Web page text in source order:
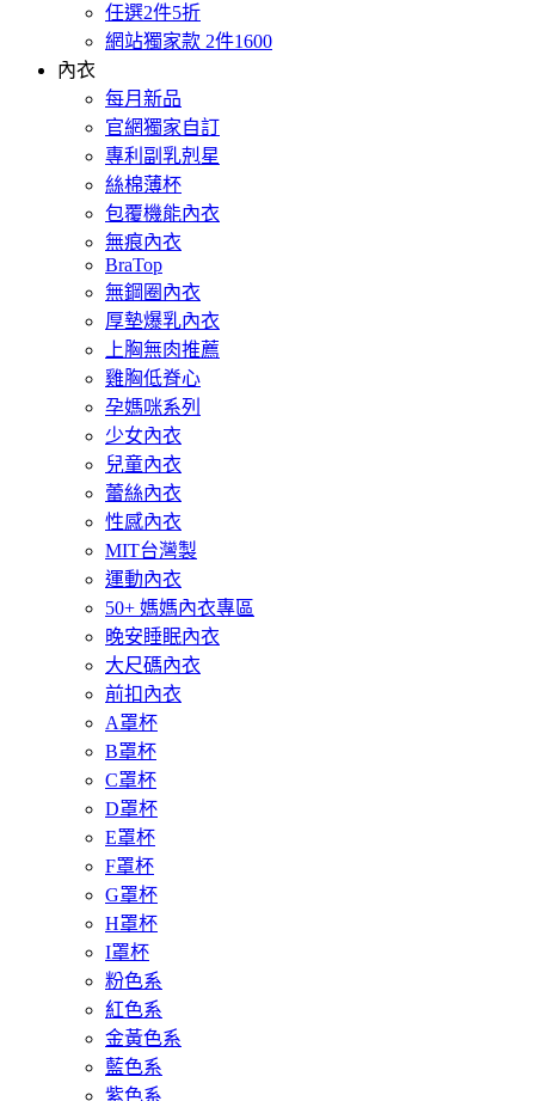
任選2件5折
網站獨家款 2件1600
內衣
每月新品
官網獨家自訂
專利副乳剋星
絲棉薄杯
包覆機能內衣
無痕內衣
BraTop
無鋼圈內衣
厚墊爆乳內衣
上胸無肉推薦
雞胸低脊心
孕媽咪系列
少女內衣
兒童內衣
蕾絲內衣
性感內衣
MIT台灣製
運動內衣
50+ 媽媽內衣專區
晚安睡眠內衣
大尺碼內衣
前扣內衣
A罩杯
B罩杯
C罩杯
D罩杯
E罩杯
F罩杯
G罩杯
H罩杯
I罩杯
粉色系
紅色系
金黃色系
藍色系
紫色系